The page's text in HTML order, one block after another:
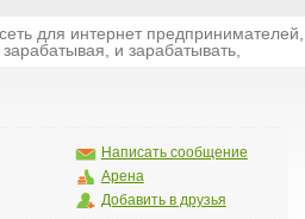
для интернет предпринимателей,
и зарабатывать,
Написать сообщение
Арена
Добавить в друзья